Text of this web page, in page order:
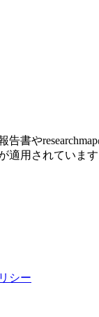
書や
適用されていま
シー